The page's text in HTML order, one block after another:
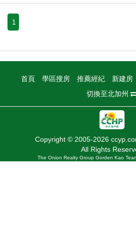
1
首頁 學區搜房 推薦經紀 新建房
切換至北加州
Copyright © 2005-2026
All Rights
The Onion Realty Group Gorden Kao